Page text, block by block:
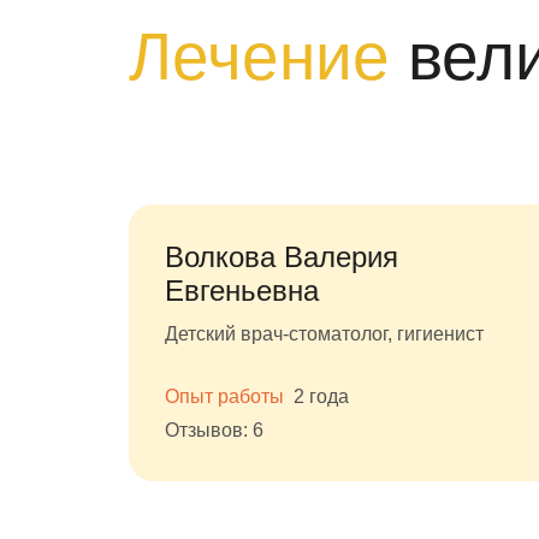
Лечение
Волкова Валерия
Евгеньевна
Детский врач-стоматолог, гигиенист
Опыт работы 2 года
Отзывов: 6